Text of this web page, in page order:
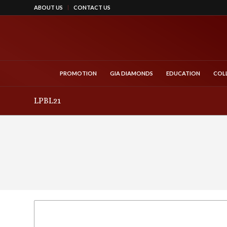
ABOUT US CONTACT US
PROMOTION GIA DIAMONDS EDUCATION
LPBL21